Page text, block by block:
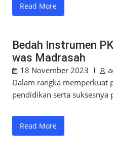
Read More
Bedah Instrumen
was Madrasah
18 November 2023
Dalam rangka memperkuat
pendidikan serta suksesnya
Read More